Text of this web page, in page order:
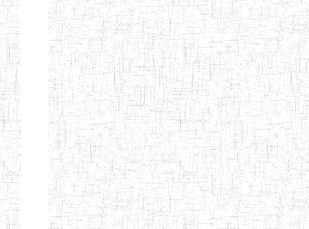
ENIET BILINGUE
LA
PERFORMANCE
06/01/2014 ENIET
ENIET PRIVEE
LES FERMIONS
25/07/2013 ENIET
ENIET PRIVEE DE
L'OUEST
17/04/2014 ENIET
ENIET LE
30/10/2014 ENIET